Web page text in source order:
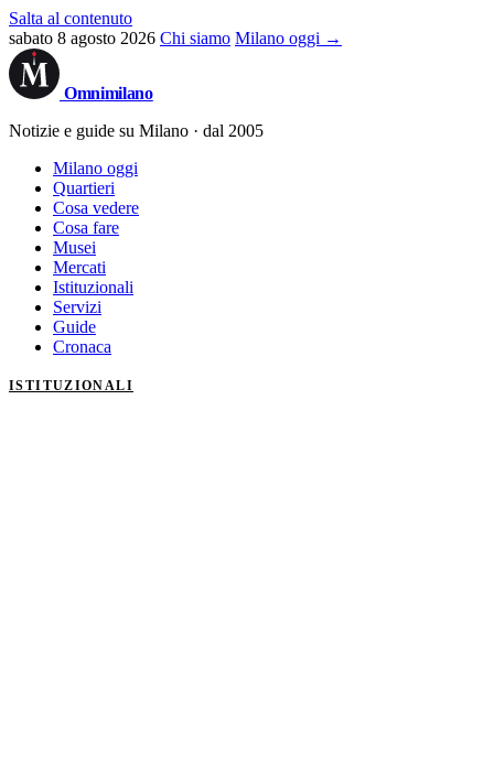
Salta al contenuto
sabato 8 agosto 2026 Chi siamo Milano oggi →
Omnimilano
Notizie e guide su Milano · dal 2005
Milano oggi
Quartieri
Cosa vedere
Cosa fare
Musei
Mercati
Istituzionali
Servizi
Guide
Cronaca
ISTITUZIONALI